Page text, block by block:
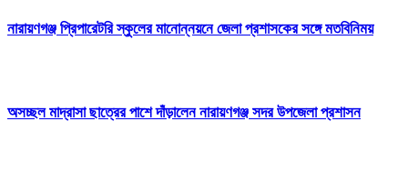
নারায়ণগঞ্জ প্রিপারেটরি স্কুলের মানোন্নয়নে জেলা প্রশাসকের সঙ্গে মতবিনিময়
অসচ্ছল মাদ্রাসা ছাত্রের পাশে দাঁড়ালেন নারায়ণগঞ্জ সদর উপজেলা প্রশাসন